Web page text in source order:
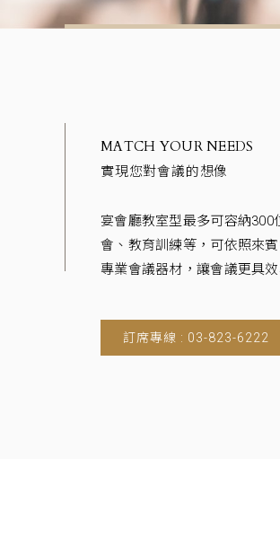
MATCH YOUR NEEDS
實現您對會議的想像
宴會廳教室型最多可容納
會、教育訓練等，可依照來
專業會議器材，讓會議更具效
訂席專線 : 03-823-6222